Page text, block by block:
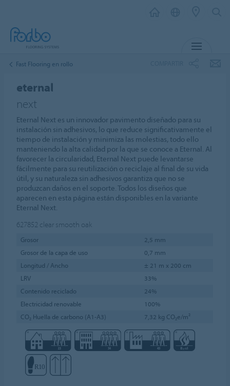
Fast Flooring en rollo
eternal
next
Eternal Next es un innovador pavimento diseñado para su
instalación sin adhesivos, lo que reduce significativamente el
tiempo de instalación y minimiza las molestias, todo ello
manteniendo la alta calidad por la que se conoce a Eternal. Al
favorecer la circularidad, Eternal Next puede levantarse
fácilmente para su reutilización o reciclaje al final de su vida
útil, y su naturaleza sin adhesivos garantiza que no se
produzcan daños en el soporte. Todos los diseños que
aparecen en esta página están disponibles en la variante
Eternal Next.
627852 clear smooth oak
Grosor
2,5 mm
Grosor de la capa de uso
0,7 mm
Longitud / Ancho
± 21 m x 200 cm
LRV
33%
Contenido reciclado
24%
Electricidad renovable
100%
CO₂ Huella de carbono (A1-A3)
7,32 kg CO₂e/m²